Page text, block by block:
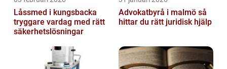
Låssmed i kungsbacka
tryggare vardag med rätt
säkerhetslösningar
Advokatbyrå i malmö så
hittar du rätt juridisk hjälp